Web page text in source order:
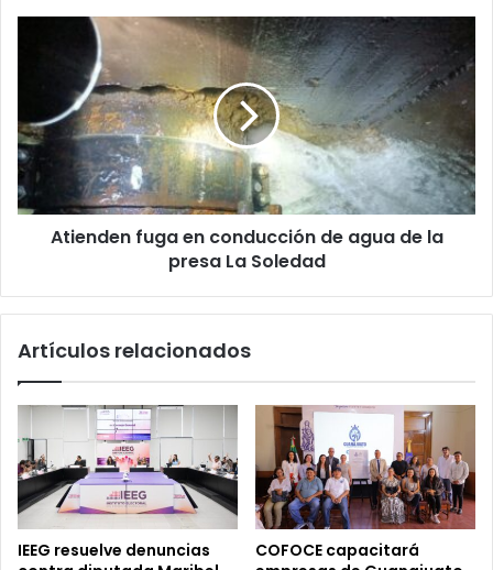
conducción
de
agua
de
la
presa
Atienden fuga en conducción de agua de la
presa La Soledad
Artículos relacionados
IEEG resuelve denuncias
COFOCE capacitará